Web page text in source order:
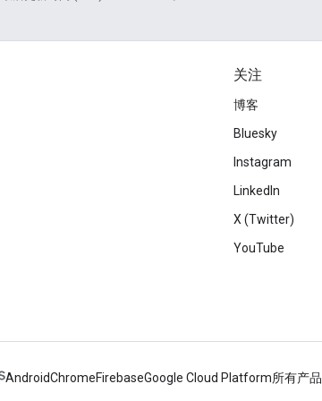
关注
博客
Bluesky
Instagram
LinkedIn
X (Twitter)
YouTube
AndroidChromeFirebaseGoogle Cloud Platform所有产品